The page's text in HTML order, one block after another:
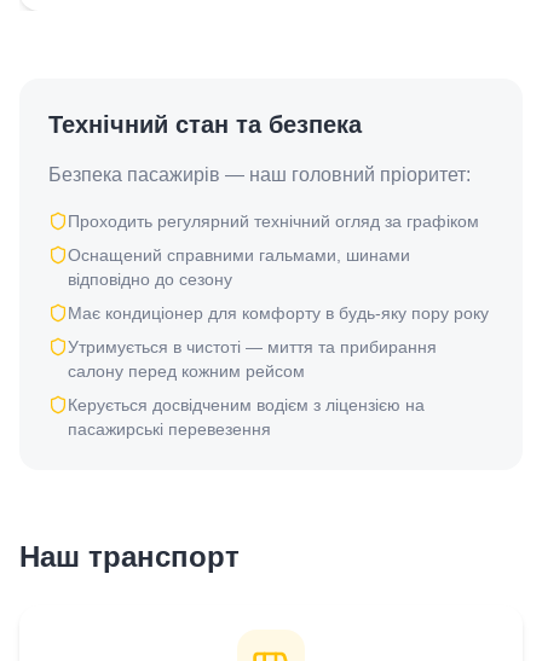
Технічний стан та безпека
Безпека пасажирів — наш головний пріоритет:
Проходить регулярний технічний огляд за графіком
Оснащений справними гальмами, шинами
відповідно до сезону
Має кондиціонер для комфорту в будь-яку пору року
Утримується в чистоті — миття та прибирання
салону перед кожним рейсом
Керується досвідченим водієм з ліцензією на
пасажирські перевезення
Наш транспорт